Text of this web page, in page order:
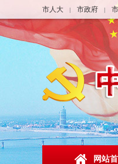
市人大 | 市政府 |
网站